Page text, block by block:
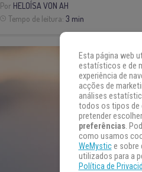
Por HELOÍSA VON AH
Tempo de leitura:3 min
Esta página web
estatísticos e de
experiência de
acções de
análises
todos os tipos de
pretender
preferências.
como usamos
WeMystice sobre
utilizados para a
Política de